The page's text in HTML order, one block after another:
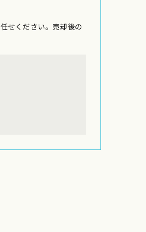
せください。売却後の